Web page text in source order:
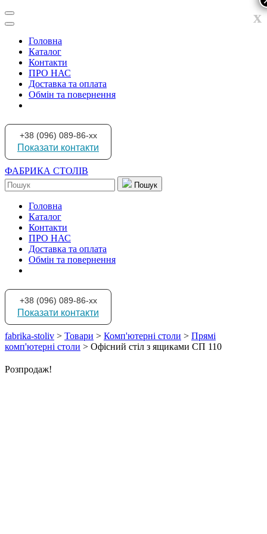
Головна
Каталог
Контакти
ПРО НАС
Доставка та оплата
Обмін та повернення
+38 (096) 089-86-xx
Показати контакти
ФАБРИКА СТОЛІВ
Пошук
Головна
Каталог
Контакти
ПРО НАС
Доставка та оплата
Обмін та повернення
+38 (096) 089-86-xx
Показати контакти
fabrika-stoliv > Товари > Комп'ютерні столи > Прямі
комп'ютерні столи > Офісний стіл з ящиками СП 110
Розпродаж!
x